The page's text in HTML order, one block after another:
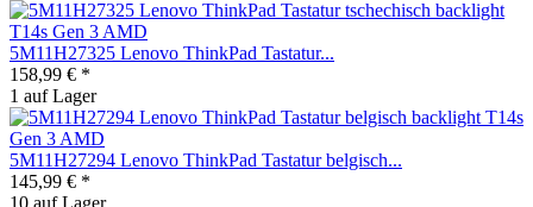
5M11H27325 Lenovo ThinkPad Tastatur...
158,99 € *
1 auf Lager
5M11H27294 Lenovo ThinkPad Tastatur belgisch...
145,99 € *
10 auf Lager